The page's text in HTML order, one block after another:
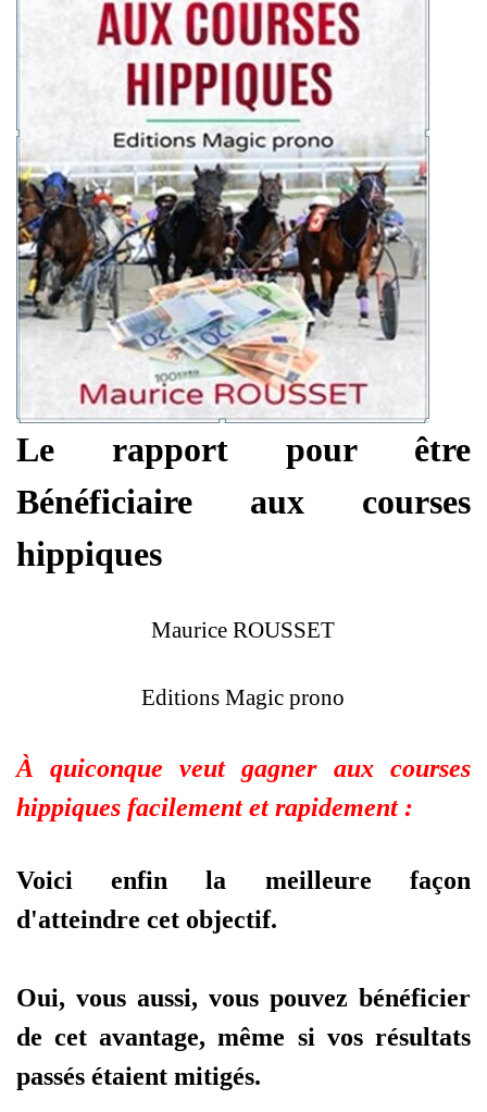
Le rapport pour être
Bénéficiaire aux courses
hippiques
Maurice ROUSSET
Editions Magic prono
À quiconque veut gagner aux courses
hippiques facilement et rapidement :
Voici enfin la meilleure façon
d'atteindre cet objectif.
Oui, vous aussi, vous pouvez bénéficier
de cet avantage, même si vos résultats
passés étaient mitigés.